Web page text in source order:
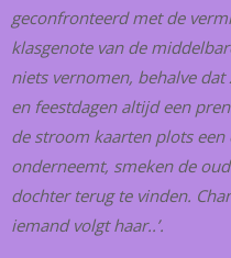
geconfronteerd met de
klasgenote van de
niets vernomen, behalve
en feestdagen altijd een
de stroom kaarten plots
onderneemt, smeken de
dochter terug te vinden.
iemand volgt haar..’.